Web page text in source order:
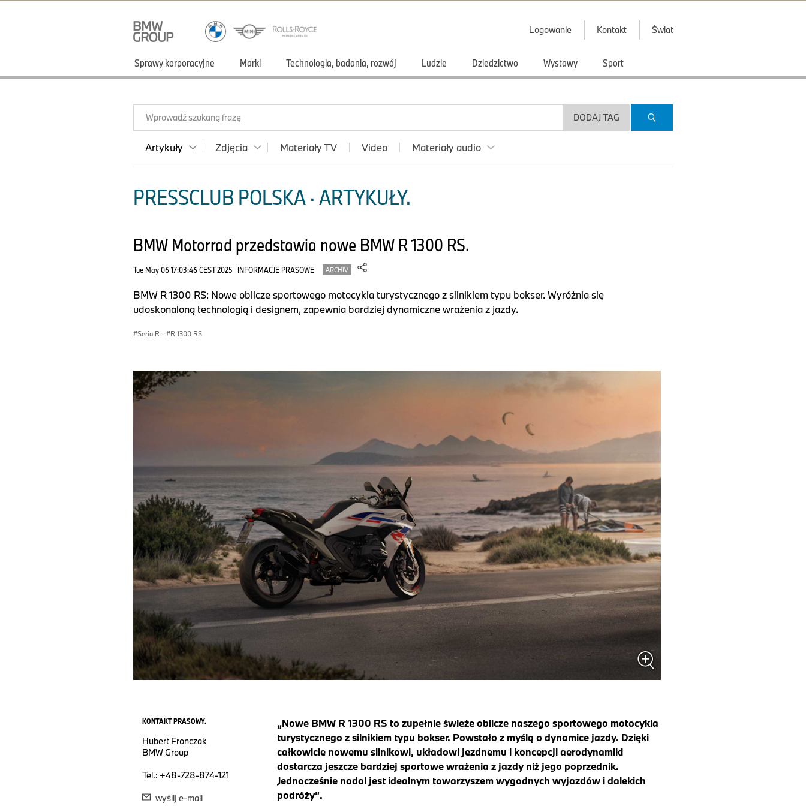
Logowanie Kontakt Świat
Sprawy korporacyjne Marki Technologia, badania, rozwój Ludzie Dziedzictwo Wystawy Sport
Wprowadź szukaną frazę DODAJ TAG
Artykuły Zdjęcia Materiały TV Video Materiały audio
PRESSCLUB POLSKA · ARTYKUŁY.
BMW Motorrad przedstawia nowe BMW R 1300 RS.
Tue May 06 17:03:46 CEST 2025 INFORMACJE PRASOWE ARCHIV
BMW R 1300 RS: Nowe oblicze sportowego motocykla turystycznego z silnikiem typu bokser. Wyróżnia się
udoskonaloną technologią i designem, zapewnia bardziej dynamiczne wrażenia z jazdy.
Seria R · R 1300 RS
KONTAKT PRASOWY.
Hubert Fronczak
BMW Group
Tel.: +48-728-874-121
wyślij e-mail
„Nowe BMW R 1300 RS to zupełnie świeże oblicze naszego sportowego motocykla
turystycznego z silnikiem typu bokser. Powstało z myślą o dynamice jazdy. Dzięki
całkowicie nowemu silnikowi, układowi jezdnemu i koncepcji aerodynamiki
dostarcza jeszcze bardziej sportowe wrażenia z jazdy niż jego poprzednik.
Jednocześnie nadal jest idealnym towarzyszem wygodnych wyjazdów i dalekich
podróży”.